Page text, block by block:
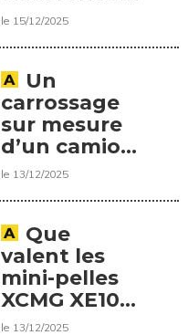
le 15/12/2025
Un
carrossage
sur mesure
d’un camion
signé Miltra
le 13/12/2025
Que
valent les
mini-pelles
XCMG XE10E
et XE27E ?
le 13/12/2025